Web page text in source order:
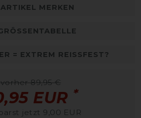
ARTIKEL MERKEN
= EXTREM REISSFEST?
vorher 89,95 €
EUR *
jetzt 9,00 EUR